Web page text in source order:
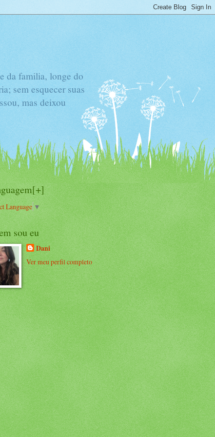
da familia, longe do
sem esquecer suas
mas deixou
Language ▼
sou eu
Dani
Ver meu perfil completo